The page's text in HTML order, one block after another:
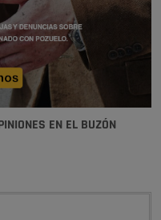
EN EL BUZÓN